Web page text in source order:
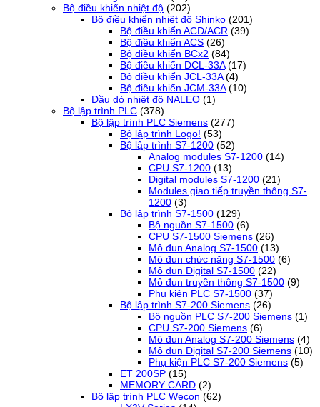
Bộ điều khiển nhiệt độ (202)
Bộ điều khiển nhiệt độ Shinko (201)
Bộ điều khiển ACD/ACR (39)
Bộ điều khiển ACS (26)
Bộ điều khiển BCx2 (84)
Bộ điều khiển DCL-33A (17)
Bộ điều khiển JCL-33A (4)
Bộ điều khiển JCM-33A (10)
Đầu dò nhiệt độ NALEO (1)
Bộ lập trình PLC (378)
Bộ lập trình PLC Siemens (277)
Bộ lập trình Logo! (53)
Bộ lập trình S7-1200 (52)
Analog modules S7-1200 (14)
CPU S7-1200 (13)
Digital modules S7-1200 (21)
Modules giao tiếp truyền thông S7-
1200 (3)
Bộ lập trình S7-1500 (129)
Bộ nguồn S7-1500 (6)
CPU S7-1500 Siemens (26)
Mô đun Analog S7-1500 (13)
Mô đun chức năng S7-1500 (6)
Mô đun Digital S7-1500 (22)
Mô đun truyền thông S7-1500 (9)
Phụ kiện PLC S7-1500 (37)
Bộ lập trình S7-200 Siemens (26)
Bộ nguồn PLC S7-200 Siemens (1)
CPU S7-200 Siemens (6)
Mô đun Analog S7-200 Siemens (4)
Mô đun Digital S7-200 Siemens (10)
Phụ kiện PLC S7-200 Siemens (5)
ET 200SP (15)
MEMORY CARD (2)
Bộ lập trình PLC Wecon (62)